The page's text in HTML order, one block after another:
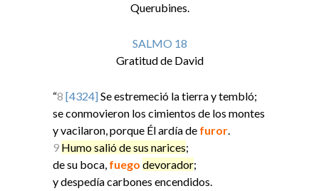
Querubines.
SALMO 18
Gratitud de David
“8 [4324]Se estremeció la tierra y tembló;
se conmovieron los cimientos de los montes
y vacilaron, porque Él ardía de furor.
9 Humo salió de sus narices;
de su boca, fuego devorador;
y despedía carbones encendidos.